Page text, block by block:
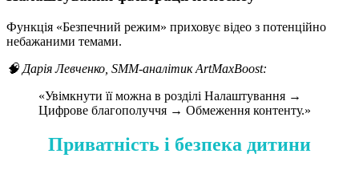
Функція «Безпечний режим» приховує відео з потенційно
небажаними темами.
🧠 Дарія Левченко, SMM-аналітик ArtMaxBoost:
«Увімкнути її можна в розділі Налаштування →
Цифрове благополуччя → Обмеження контенту.»
Приватність і безпека дитини